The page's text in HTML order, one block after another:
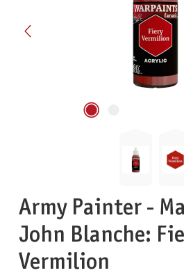
Army Painter -
John Blanche:
Vermilion